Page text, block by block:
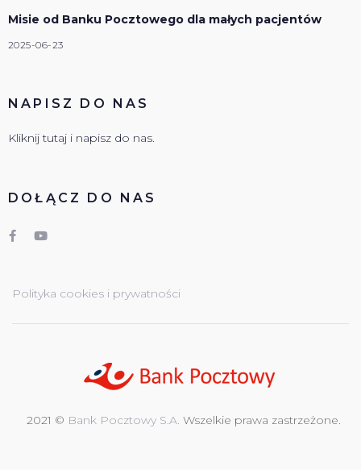
Misie od Banku Pocztowego dla małych pacjentów
2025-06-23
NAPISZ DO NAS
Kliknij tutaj i napisz do nas.
DOŁĄCZ DO NAS
Polityka cookies i prywatności
2021 © Bank Pocztowy S.A. Wszelkie prawa zastrzeżone.